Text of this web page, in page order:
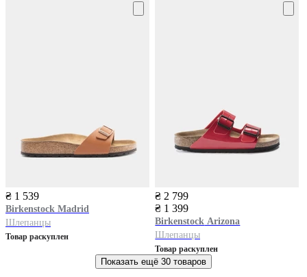
₴ 1 539
Birkenstock Madrid
Шлепанцы
Товар раскуплен
₴ 2 799
₴ 1 399
Birkenstock Arizona
Шлепанцы
Товар раскуплен
Показать ещё 30 товаров